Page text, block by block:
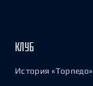
КЛУБ
История «Торпедо»